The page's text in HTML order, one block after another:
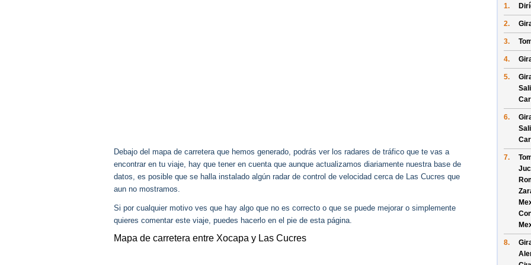
Debajo del mapa de carretera que hemos generado, podrás ver los radares de tráfico que te vas a
encontrar en tu viaje, hay que tener en cuenta que aunque actualizamos diariamente nuestra base de
datos, es posible que se halla instalado algún radar de control de velocidad cerca de Las Cucres que
aun no mostramos.
Si por cualquier motivo ves que hay algo que no es correcto o que se puede mejorar o simplemente
quieres comentar este viaje, puedes hacerlo en el pie de esta página.
Mapa de carretera entre Xocapa y Las Cucres
1.
2.
3.
4.
5.
6.
7.
8.